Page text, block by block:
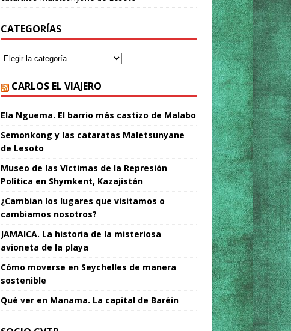
CATEGORÍAS
CARLOS EL VIAJERO
Ela Nguema. El barrio más castizo de Malabo
Semonkong y las cataratas Maletsunyane
de Lesoto
Museo de las Víctimas de la Represión
Política en Shymkent, Kazajistán
¿Cambian los lugares que visitamos o
cambiamos nosotros?
JAMAICA. La historia de la misteriosa
avioneta de la playa
Cómo moverse en Seychelles de manera
sostenible
Qué ver en Manama. La capital de Baréin